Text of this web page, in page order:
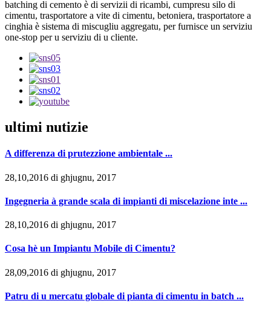
batching di cemento è di servizii di ricambi, cumpresu silo di
cimentu, trasportatore a vite di cimentu, betoniera, trasportatore a
cinghia è sistema di miscugliu aggregatu, per furnisce un serviziu
one-stop per u serviziu di u cliente.
ultimi nutizie
A differenza di prutezzione ambientale ...
28,10,2016 di ghjugnu, 2017
Ingegneria à grande scala di impianti di miscelazione inte ...
28,10,2016 di ghjugnu, 2017
Cosa hè un Impiantu Mobile di Cimentu?
28,09,2016 di ghjugnu, 2017
Patru di u mercatu globale di pianta di cimentu in batch ...